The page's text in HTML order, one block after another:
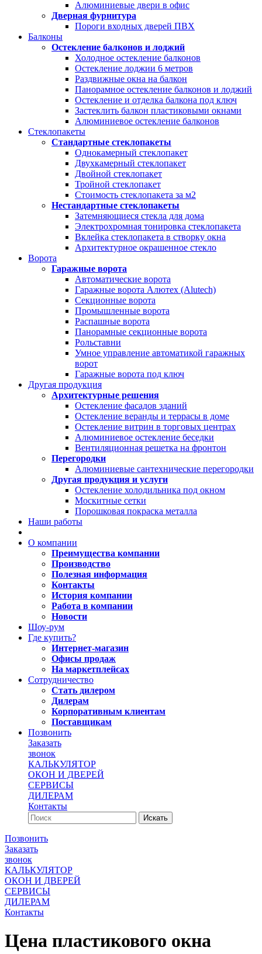
Алюминиевые двери в офис
Дверная фурнитура
Пороги входных дверей ПВХ
Балконы
Остекление балконов и лоджий
Холодное остекление балконов
Остекление лоджии 6 метров
Раздвижные окна на балкон
Панорамное остекление балконов и лоджий
Остекление и отделка балкона под ключ
Застеклить балкон пластиковыми окнами
Алюминиевое остекление балконов
Стеклопакеты
Стандартные стеклопакеты
Однокамерный стеклопакет
Двухкамерный стеклопакет
Двойной стеклопакет
Тройной стеклопакет
Стоимость стеклопакета за м2
Нестандартные стеклопакеты
Затемняющиеся стекла для дома
Электрохромная тонировка стеклопакета
Вклейка стеклопакета в створку окна
Архитектурное окрашенное стекло
Ворота
Гаражные ворота
Автоматические ворота
Гаражные ворота Алютех (Alutech)
Секционные ворота
Промышленные ворота
Распашные ворота
Панорамные секционные ворота
Рольставни
Умное управление автоматикой гаражных
ворот
Гаражные ворота под ключ
Другая продукция
Архитектурные решения
Остекление фасадов зданий
Остекление веранды и террасы в доме
Остекление витрин в торговых центрах
Алюминиевое остекление беседки
Вентиляционная решетка на фронтон
Перегородки
Алюминиевые сантехнические перегородки
Другая продукция и услуги
Остекление холодильника под окном
Москитные сетки
Порошковая покраска металла
Наши работы
О компании
Преимущества компании
Производство
Полезная информация
Контакты
История компании
Работа в компании
Новости
Шоу-рум
Где купить?
Интернет-магазин
Офисы продаж
На маркетплейсах
Сотрудничество
Стать дилером
Дилерам
Корпоративным клиентам
Поставщикам
Позвонить
Заказать
звонок
КАЛЬКУЛЯТОР
ОКОН И ДВЕРЕЙ
СЕРВИСЫ
ДИЛЕРАМ
Контакты
Позвонить
Заказать
звонок
КАЛЬКУЛЯТОР
ОКОН И ДВЕРЕЙ
СЕРВИСЫ
ДИЛЕРАМ
Контакты
Цена пластикового окна